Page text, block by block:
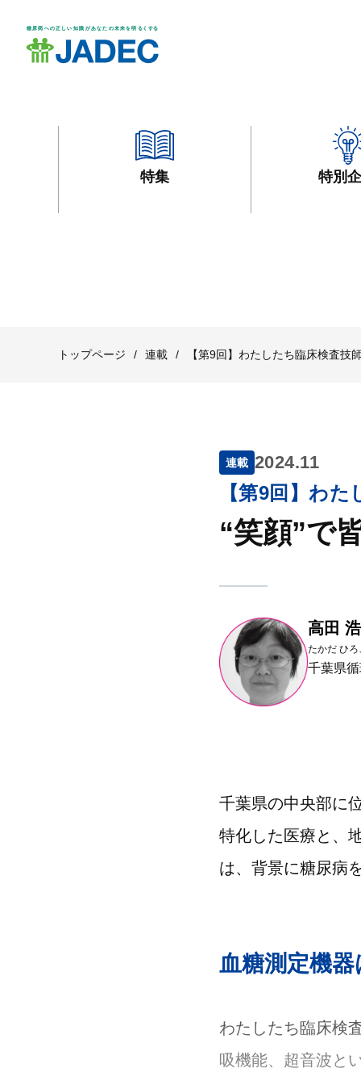
特集 特別
トップページ / 連載 / 【第9回】わたしたち臨床検査技
連載 2024.11
【第9回】わ
“笑顔”で
高田
たかだ ひろ
千葉県
千葉県の中央部に
特化した医療と、
は、背景に糖尿病
血糖測定機器
わたしたち臨床検
吸機能、超音波と